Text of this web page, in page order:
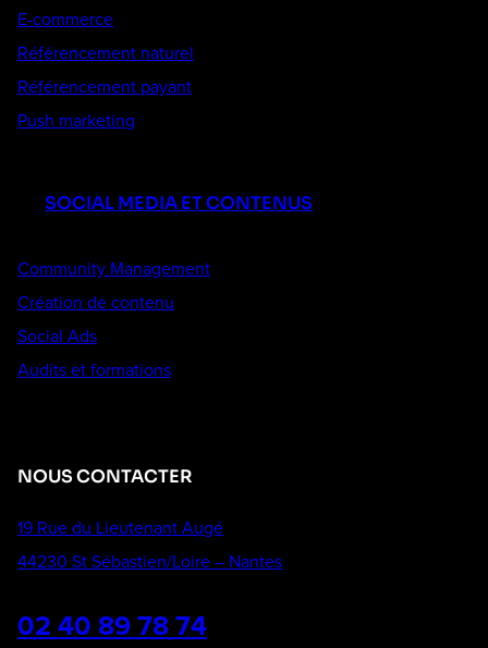
E-commerce
Référencement naturel
Référencement payant
Push marketing
SOCIAL MEDIA ET CONTENUS
Community Management
Création de contenu
Social Ads
Audits et formations
NOUS CONTACTER
19 Rue du Lieutenant Augé
44230 St Sébastien/Loire – Nantes
02 40 89 78 74